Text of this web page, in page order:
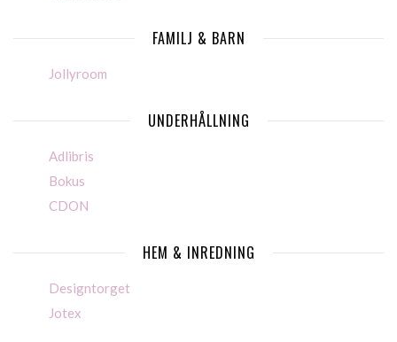
FAMILJ & BARN
Jollyroom
UNDERHÅLLNING
Adlibris
Bokus
CDON
HEM & INREDNING
Designtorget
Jotex